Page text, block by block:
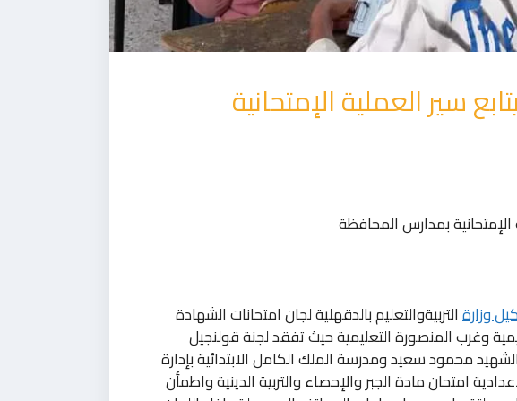
سير العملية الإمتحانية
الإمتحانية بمدارس المحافظة
وزارةالتربيةوالتعليم بالدقهلية لجان امتحانات الشهادة
وغرب المنصورة التعليمية حيث تفقد لجنة قولنجيل
محمود سعيد ومدرسة الملك الكامل الابتدائية بإدارة
امتحان مادة الجبر والإحصاء والتربية الدينية واطمأن